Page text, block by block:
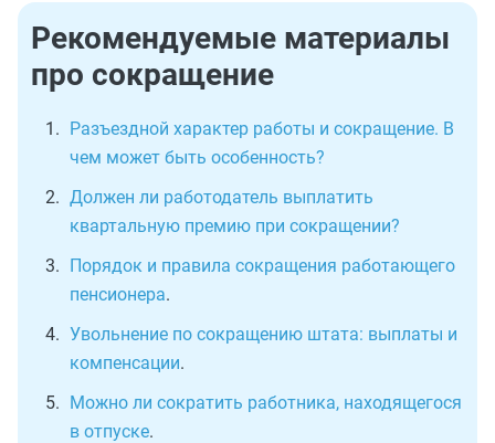
Рекомендуемые материалы
про сокращение
Разъездной характер работы и сокращение. В
чем может быть особенность?
Должен ли работодатель выплатить
квартальную премию при сокращении?
Порядок и правила сокращения работающего
пенсионера.
Увольнение по сокращению штата: выплаты и
компенсации.
Можно ли сократить работника, находящегося
в отпуске.